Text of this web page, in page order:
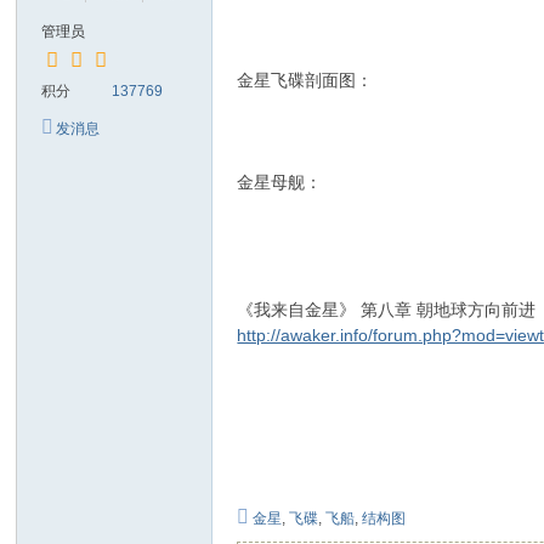
管理员
积分 137769
发消息
金星飞碟剖面图：
金星母舰：
《我来自金星》 第八章 朝地球方向前进
http://awaker.info/
金星,飞碟,飞船,结构图